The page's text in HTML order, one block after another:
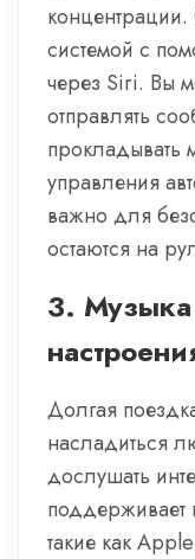
концентрации.
системой с
через Siri. Вы
отправлять
прокладывать
управления
важно для
остаются на
3.
Долгая
насладиться
дослушать
такие как